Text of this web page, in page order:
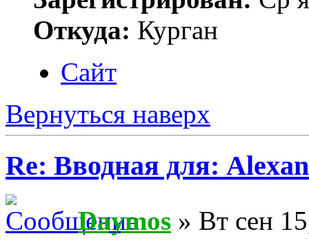
Откуда: Курган
Сайт
Вернуться наверх
Re: Вводная для:
Daymos » Вт сен